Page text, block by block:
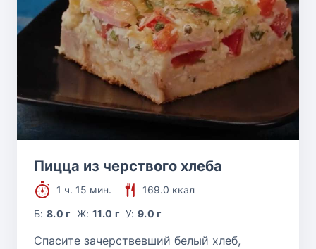
Пицца из черствого хлеба
1 ч. 15 мин.
169.0 ккал
Б:8.0 г Ж: 11.0 г У:9.0 г
Спасите зачерствевший белый хлеб,